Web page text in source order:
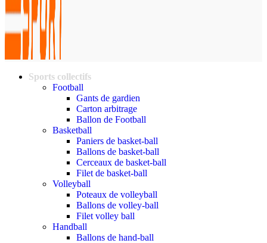
Sports collectifs
Football
Gants de gardien
Carton arbitrage
Ballon de Football
Basketball
Paniers de basket-ball
Ballons de basket-ball
Cerceaux de basket-ball
Filet de basket-ball
Volleyball
Poteaux de volleyball
Ballons de volley-ball
Filet volley ball
Handball
Ballons de hand-ball